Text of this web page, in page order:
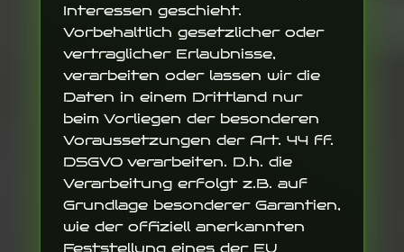
Interessen geschieht.
Vorbehaltlich gesetzlicher oder
vertraglicher Erlaubnisse,
verarbeiten oder lassen wir die
Daten in einem Drittland nur
beim Vorliegen der besonderen
Voraussetzungen der Art. 44 ff.
DSGVO verarbeiten. D.h. die
Verarbeitung erfolgt z.B. auf
Grundlage besonderer Garantien,
wie der offiziell anerkannten
Feststellung eines der EU